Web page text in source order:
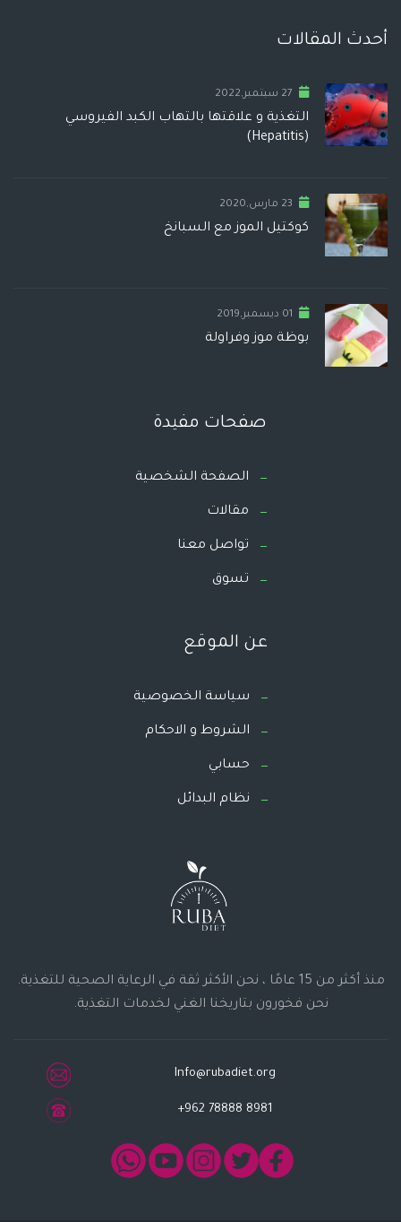
أحدث المقالات
27 سبتمبر,2022
التغذية و علاقتها بالتهاب الكبد الفيروسي
(Hepatitis)
23 مارس,2020
كوكتيل الموز مع السبانخ
01 ديسمبر,2019
بوظة موز وفراولة
صفحات مفيدة
الصفحة الشخصية
مقالات
تواصل معنا
تسوق
عن الموقع
سياسة الخصوصية
الشروط و الاحكام
حسابي
نظام البدائل
منذ أكثر من 15 عامًا ، نحن الأكثر ثقة في الرعاية الصحية للتغذية.
نحن فخورون بتاريخنا الغني لخدمات التغذية.
Info@rubadiet.org
+962 78888 8981